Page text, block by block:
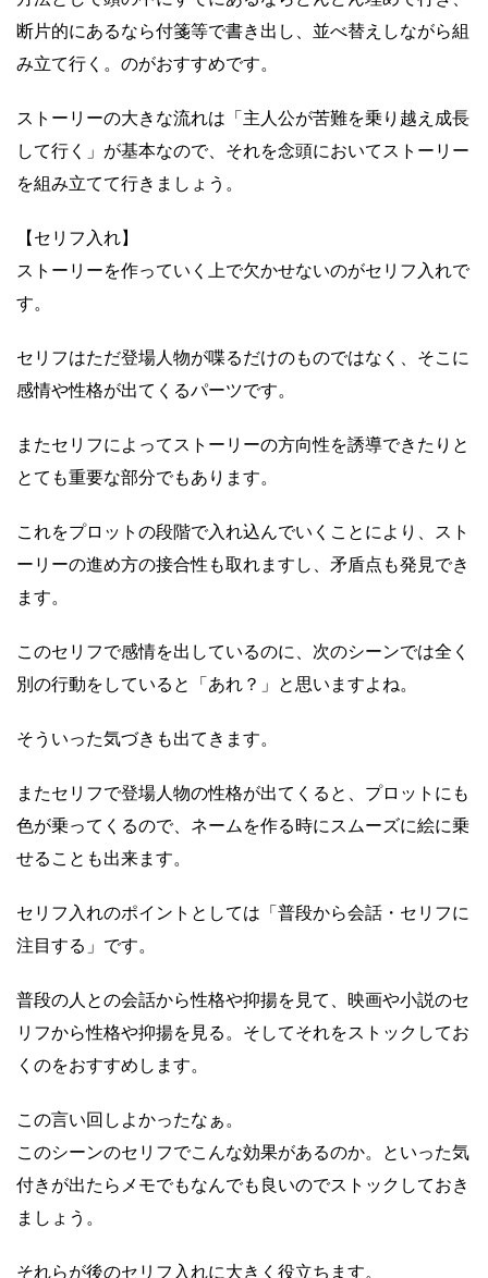
断片的にあるなら付箋等で書き出し、並べ替えしながら組
み立て行く。のがおすすめです。
ストーリーの大きな流れは「主人公が苦難を乗り越え成長
して行く」が基本なので、それを念頭においてストーリー
を組み立てて行きましょう。
【セリフ入れ】
ストーリーを作っていく上で欠かせないのがセリフ入れで
す。
セリフはただ登場人物が喋るだけのものではなく、そこに
感情や性格が出てくるパーツです。
またセリフによってストーリーの方向性を誘導できたりと
とても重要な部分でもあります。
これをプロットの段階で入れ込んでいくことにより、スト
ーリーの進め方の接合性も取れますし、矛盾点も発見でき
ます。
このセリフで感情を出しているのに、次のシーンでは全く
別の行動をしていると「あれ？」と思いますよね。
そういった気づきも出てきます。
またセリフで登場人物の性格が出てくると、プロットにも
色が乗ってくるので、ネームを作る時にスムーズに絵に乗
せることも出来ます。
セリフ入れのポイントとしては「普段から会話・セリフに
注目する」です。
普段の人との会話から性格や抑揚を見て、映画や小説のセ
リフから性格や抑揚を見る。そしてそれをストックしてお
くのをおすすめします。
この言い回しよかったなぁ。
このシーンのセリフでこんな効果があるのか。といった気
付きが出たらメモでもなんでも良いのでストックしておき
ましょう。
それらが後のセリフ入れに大きく役立ちます。